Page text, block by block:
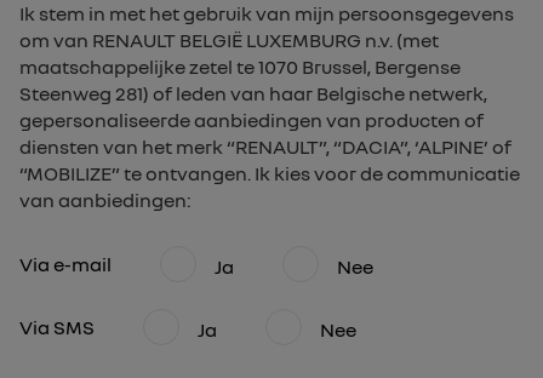
Ik stem in met het gebruik van mijn persoonsgegevens
om van RENAULT BELGIË LUXEMBURG n.v. (met
maatschappelijke zetel te 1070 Brussel, Bergense
Steenweg 281) of leden van haar Belgische netwerk,
gepersonaliseerde aanbiedingen van producten of
diensten van het merk “RENAULT”, “DACIA”, ‘ALPINE’ of
“MOBILIZE” te ontvangen. Ik kies voor de communicatie
van aanbiedingen:
Via e-mail Ja Nee
Via SMS Ja Nee